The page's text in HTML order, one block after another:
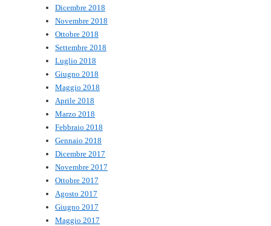
Dicembre 2018
Novembre 2018
Ottobre 2018
Settembre 2018
Luglio 2018
Giugno 2018
Maggio 2018
Aprile 2018
Marzo 2018
Febbraio 2018
Gennaio 2018
Dicembre 2017
Novembre 2017
Ottobre 2017
Agosto 2017
Giugno 2017
Maggio 2017